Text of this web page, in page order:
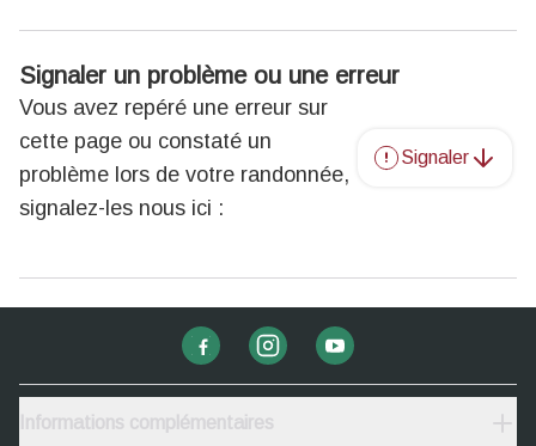
Signaler un problème ou une erreur
Vous avez repéré une erreur sur
cette page ou constaté un
problème lors de votre randonnée,
signalez-les nous ici :
Signaler
Informations complémentaires